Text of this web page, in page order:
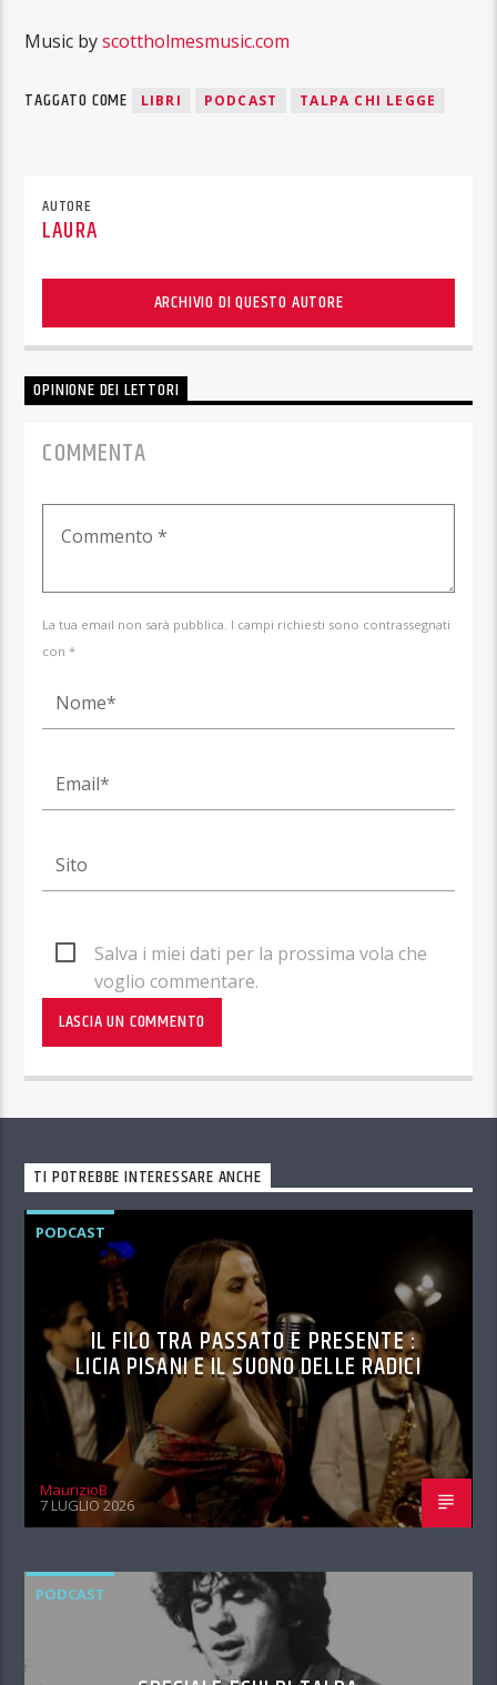
Music byscottholmesmusic.com
TAGGATO COME LIBRI PODCAST TALPA CHI LEGGE
AUTORE
LAURA
ARCHIVIO DI QUESTO AUTORE
OPINIONE DEI LETTORI
COMMENTA
La tua email non sarà pubblica. I campi richiesti sono contrassegnati
con *
Salva i miei dati per la prossima vola che
voglio commentare.
TI POTREBBE INTERESSARE ANCHE
PODCAST
IL FILO TRA PASSATO E PRESENTE :
LICIA PISANI E IL SUONO DELLE RADICI
MaurizioB
7 LUGLIO 2026
PODCAST